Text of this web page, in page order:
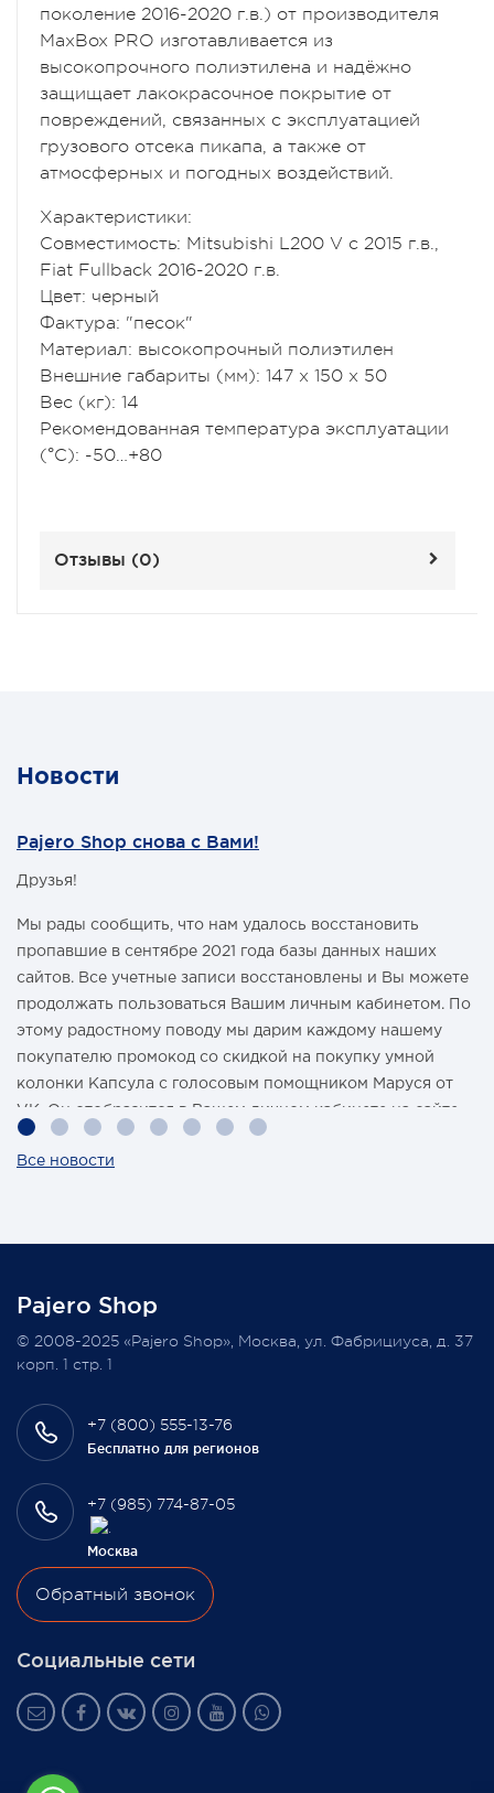
поколение 2016-2020 г.в.) от производителя
MaxBox PRO изготавливается из
высокопрочного полиэтилена и надёжно
защищает лакокрасочное покрытие от
повреждений, связанных с эксплуатацией
грузового отсека пикапа, а также от
атмосферных и погодных воздействий.
Характеристики:
Совместимость: Mitsubishi L200 V с 2015 г.в.,
Fiat Fullback 2016-2020 г.в.
Цвет: черный
Фактура: "песок"
Материал: высокопрочный полиэтилен
Внешние габариты (мм): 147 x 150 x 50
Вес (кг): 14
Рекомендованная температура эксплуатации
(°С): -50…+80
Отзывы (0)
Новости
Pajero Shop снова с Вами!
Друзья!
Мы рады сообщить, что нам удалось восстановить
пропавшие в сентябре 2021 года базы данных наших
сайтов. Все учетные записи восстановлены и Вы можете
продолжать пользоваться Вашим личным кабинетом. По
этому радостному поводу мы дарим каждому нашему
покупателю промокод со скидкой на покупку умной
колонки Капсула с голосовым помощником Маруся от
VK. Он отобразится в Вашем личном кабинете на сайте
магазина Pajero Shop 14 февраля.
Всегда Ваш, Pajero Shop
3 февраля 2022
Все новости
Pajero Shop
+7 (800) 555-13-76
Бесплатно для регионов
+7 (985) 774-87-05
Москва
Обратный звонок
Социальные сети
© 2008-2025 «Pajero Shop», Москва, ул. Фабрициуса, д. 37
корп. 1 стр. 1